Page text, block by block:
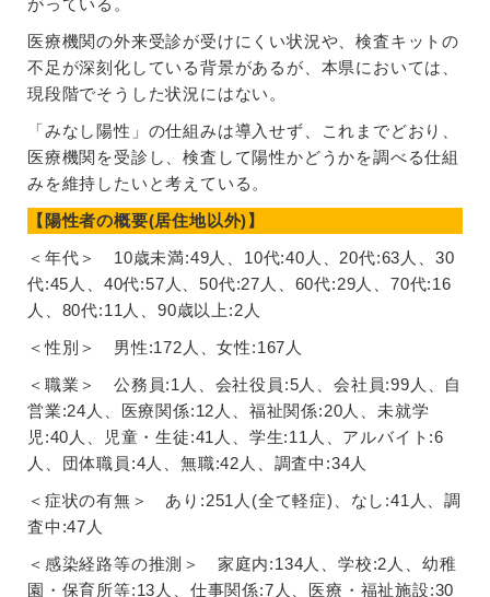
がっている。
医療機関の外来受診が受けにくい状況や、検査キットの
不足が深刻化している背景があるが、本県においては、
現段階でそうした状況にはない。
「みなし陽性」の仕組みは導入せず、これまでどおり、
医療機関を受診し、検査して陽性かどうかを調べる仕組
みを維持したいと考えている。
【陽性者の概要(居住地以外)】
＜年代＞ 10歳未満:49人、10代:40人、20代:63人、30
代:45人、40代:57人、50代:27人、60代:29人、70代:16
人、80代:11人、90歳以上:2人
＜性別＞ 男性:172人、女性:167人
＜職業＞ 公務員:1人、会社役員:5人、会社員:99人、自
営業:24人、医療関係:12人、福祉関係:20人、未就学
児:40人、児童・生徒:41人、学生:11人、アルバイト:6
人、団体職員:4人、無職:42人、調査中:34人
＜症状の有無＞ あり:251人(全て軽症)、なし:41人、調
査中:47人
＜感染経路等の推測＞ 家庭内:134人、学校:2人、幼稚
園・保育所等:13人、仕事関係:7人、医療・福祉施設:30